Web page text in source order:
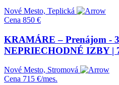
Nové Mesto, Teplická
Cena 850 €
KRAMÁRE – Prenájom -
NEPRIECHODNÉ IZBY |
Nové Mesto, Stromová
Cena 715 €/mes.